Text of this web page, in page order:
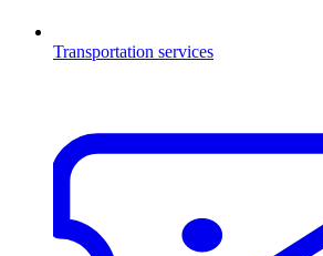
Transportation services